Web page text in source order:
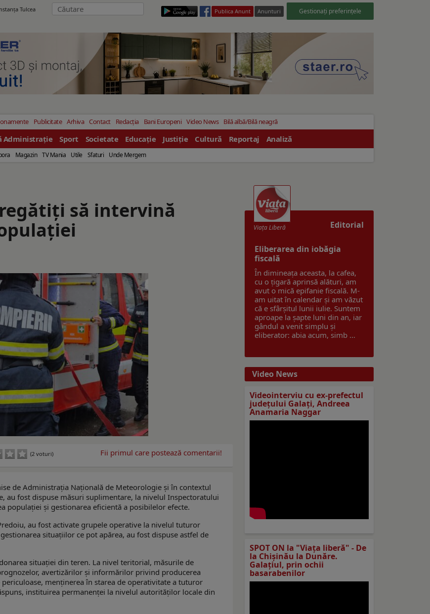
Tulcea
Publica Anunt Anunturi Gestionați preferințele
Publicitate Arhiva Contact Redacția Bani Europeni Video News Bilă albă/Bilă neagră
Administrație Sport Societate Educație Justiție Cultură Reportaj Analiză
Magazin TV Mania Utile Sfaturi Unde Mergem
să intervină
(2 voturi) Fii primul care postează comentarii!
de Administrația Națională de Meteorologie și în contextul
au fost dispuse măsuri suplimentare, la nivelul Inspectoratului
populației și gestionarea eficientă a posibilelor efecte.
au fost activate grupele operative la nivelul tuturor
situațiilor ce pot apărea, au fost dispuse astfel de
situației din teren. La nivel teritorial, măsurile de
avertizărilor și informărilor privind producerea
menținerea în starea de operativitate a tuturor
instituirea permanenței la nivelul autorităților locale din
Editorial
Viaţa Liberă
Eliberarea din iobăgia
fiscală
În dimineața aceasta, la cafea,
cu o țigară aprinsă alături, am
avut o mică epifanie fiscală. M-
am uitat în calendar și am văzut
că e sfârșitul lunii iulie. Suntem
aproape la șapte luni din an, iar
gândul a venit simplu și
eliberator: abia acum, simb ...
Video News
Videointerviu cu ex-prefectul
judeţului Galaţi, Andreea
Anamaria Naggar
SPOT ON la "Viaţa liberă" - De
la Chișinău la Dunăre.
Galațiul, prin ochii
basarabenilor